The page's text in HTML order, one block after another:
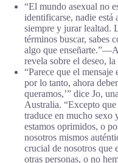
“El mundo asexual no
identificarse, nadie está
siempre y jurar lealtad.
términos buscar, sabes
algo que
revela sobre el deseo,
“Parece que el mensaje
por lo tanto, ahora
queramos,’” dice Jo,
Australia. “Excepto que
traduce en mucho sexo
estamos oprimidos, o
nosotros mismos
crucial de nosotros que
otras personas, o no